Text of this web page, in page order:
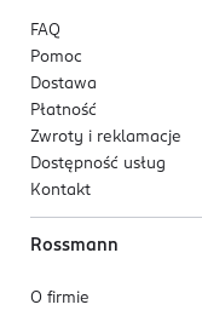
FAQ
Pomoc
Dostawa
Płatność
Zwroty i reklamacje
Dostępność usług
Kontakt
Rossmann
O firmie